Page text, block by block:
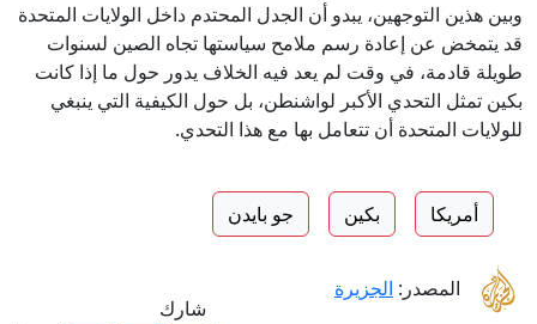
وبين هذين التوجهين، يبدو أن الجدل المحتدم داخل الولايات المتحدة
قد يتمخض عن إعادة رسم ملامح سياستها تجاه الصين لسنوات
طويلة قادمة، في وقت لم يعد فيه الخلاف يدور حول ما إذا كانت
بكين تمثل التحدي الأكبر لواشنطن، بل حول الكيفية التي ينبغي
للولايات المتحدة أن تتعامل بها مع هذا التحدي.
أمريكا بكين جو بايدن
المصدر: الجزيرة
شارك